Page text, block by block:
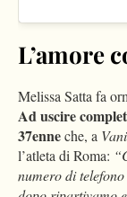
L’amore
Melissa Satta fa
Ad uscire
37enneche, a
l’atleta di Roma:
numero di